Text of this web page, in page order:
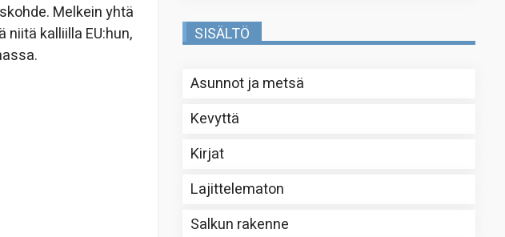
Melkein yhtä
kalliilla EU:hun,
SISÄLTÖ
Asunnot ja metsä
Kevyttä
Kirjat
Lajittelematon
Salkun rakenne